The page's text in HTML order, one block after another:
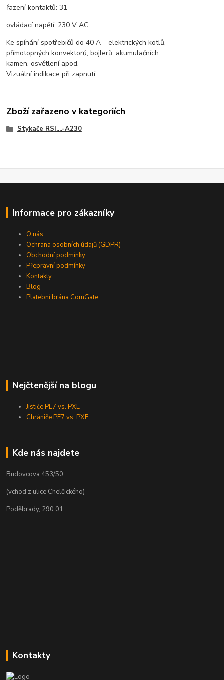
řazení kontaktů: 31
ovládací napětí: 230 V AC
Ke spínání spotřebičů do 40 A – elektrických kotlů,
přímotopných konvektorů, bojlerů, akumulačních
kamen, osvětlení apod.
Vizuální indikace při zapnutí.
Zboží zařazeno v kategoriích
Stykače RSI....-A230
Informace pro zákazníky
O nás
Ochrana osobních údajů (GDPR)
Obchodní podmínky
Přepravní podmínky
Kontakty
Blog
Platební brána ComGate
Nejčtenější na blogu
Jističe PL7 vs. PXL
Chrániče PF7 vs. PXF
Kde nás najdete
Budovcova 453/50
(vchod z ulice Chelčického)
Poděbrady, 290 01
Kontakty